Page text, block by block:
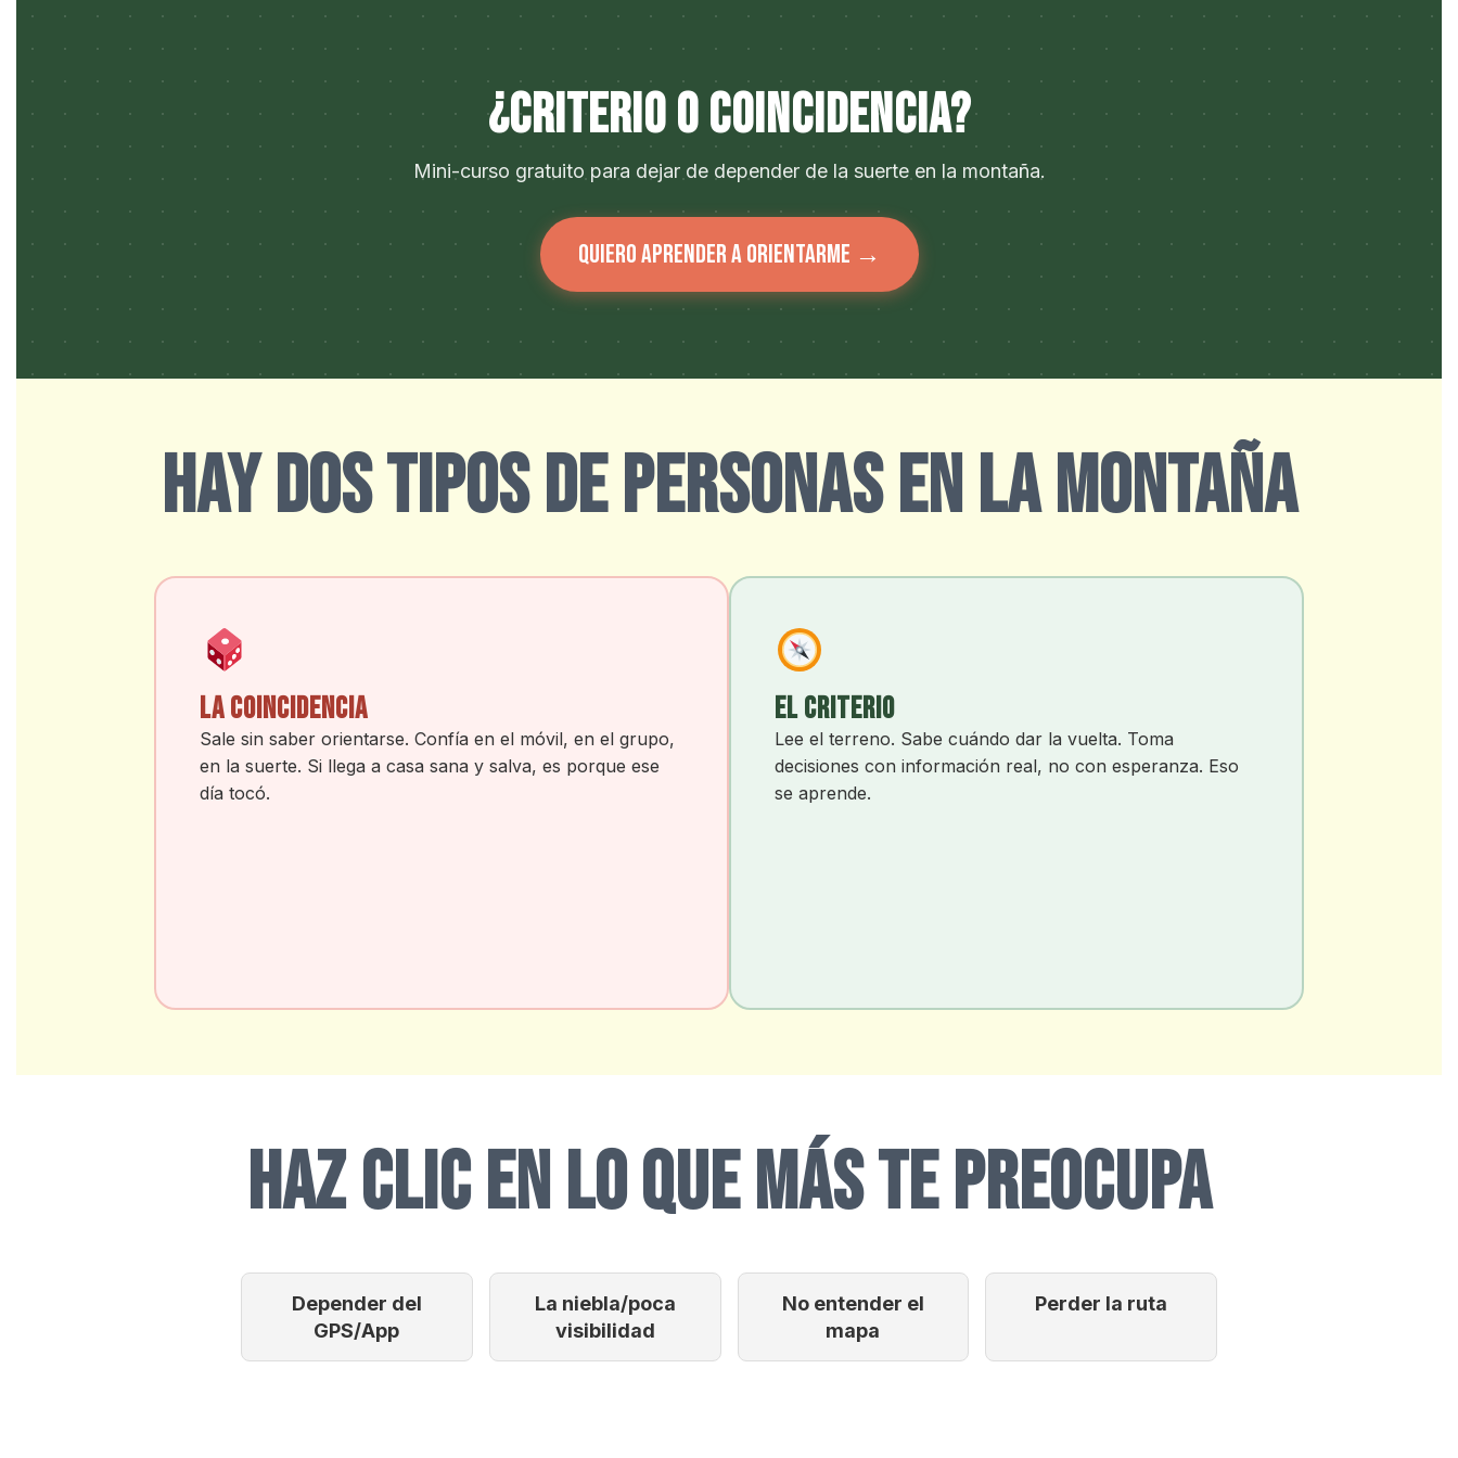
¿CRITERIO O COINCIDENCIA?
Mini-curso gratuito para dejar de depender de la suerte en la montaña.
Quiero aprender a orientarme →
HAY DOS TIPOS DE PERSONAS EN LA MONTAÑA
LA COINCIDENCIA
Sale sin saber orientarse. Confía en el móvil, en el grupo,
en la suerte. Si llega a casa sana y salva, es porque ese
día tocó.
EL CRITERIO
Lee el terreno. Sabe cuándo dar la vuelta. Toma
decisiones con información real, no con esperanza. Eso
se aprende.
HAZ CLIC EN LO QUE MÁS TE PREOCUPA
Depender del
GPS/App
La niebla/poca
visibilidad
No entender el
mapa
Perder la ruta